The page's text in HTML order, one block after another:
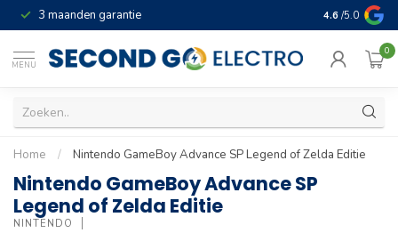
3 maanden garantie Geld terug
4.6 /5.0
MENU
0
Home / Nintendo GameBoy Advance SP Legend of Zelda Editie
Nintendo GameBoy Advance SP
Legend of Zelda Editie
NINTENDO